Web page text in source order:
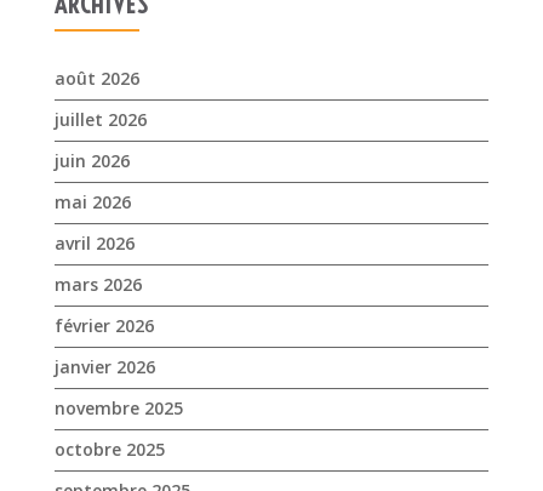
août 2026
juillet 2026
juin 2026
mai 2026
avril 2026
mars 2026
février 2026
janvier 2026
novembre 2025
octobre 2025